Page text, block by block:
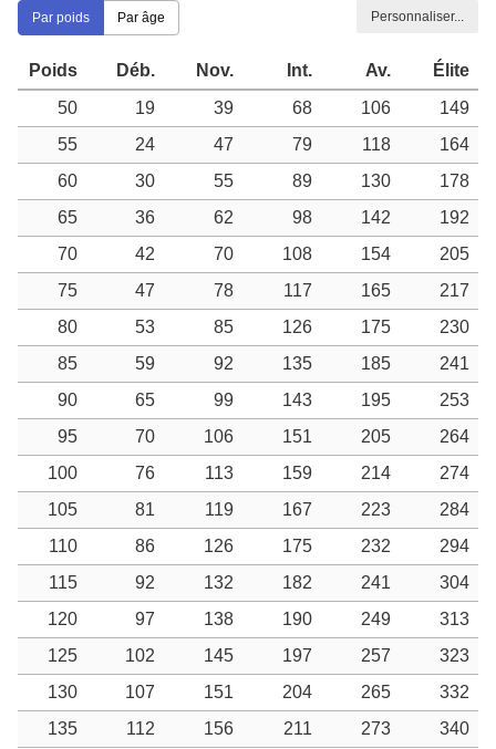
Par poids Par âge Personnaliser...
Poids Déb. Nov. Int. Av.
Élite
50
19 39 68 106
149
55
24 47 79 118
164
60
30 55 89 130
178
65
36 62 98 142
192
70
42 70 108 154
205
75
47 78 117 165
217
80
53 85 126 175
230
85
59 92 135 185
241
90
65 99 143 195
253
95
70 106 151 205
264
100
76 113 159 214
274
105
81 119 167 223
284
110
86 126 175 232
294
115
92 132 182 241
304
120
97 138 190 249
313
125
102 145 197 257
323
130
107 151 204 265
332
135
112 156 211 273
340